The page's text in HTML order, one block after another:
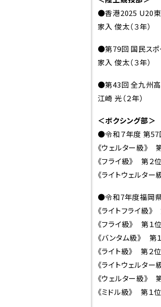
受験生
の方へ
●香港2025 U20
家入 俊太（３年）
●第79回 国民スポ
家入 俊太（３年）
●第43回 全九州
江崎 光（２年）
＜ボクシング部＞
●令和７年度 第
《ウェルター級》
《フライ級》 第２
《ライトウェルタ
●令和7年度福岡
《ライトフライ級
《フライ級》 第
《バンタム級》
《ライト級》 第２
《ライトウェルタ
《ウェルター級》
《ミドル級》 第１